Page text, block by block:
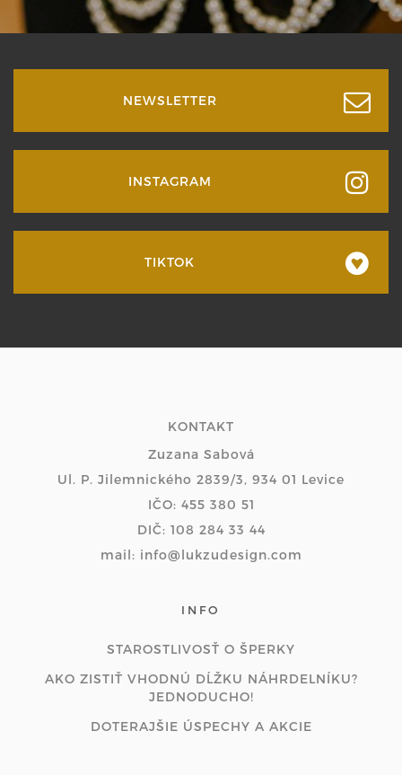
NEWSLETTER
INSTAGRAM
TIKTOK
KONTAKT
Zuzana Sabová
Ul. P. Jilemnického 2839/3, 934 01 Levice
IČO: 455 380 51
DIČ: 108 284 33 44
mail: info@lukzudesign.com
INFO
STAROSTLIVOSŤ O ŠPERKY
AKO ZISTIŤ VHODNÚ DĹŽKU NÁHRDELNÍKU?
JEDNODUCHO!
DOTERAJŠIE ÚSPECHY A AKCIE